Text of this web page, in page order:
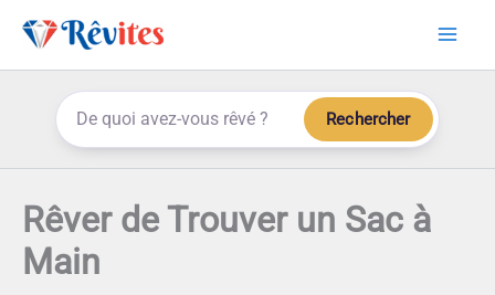
Aller
Rechercher
Rêver de Trouver un Sac à
Main